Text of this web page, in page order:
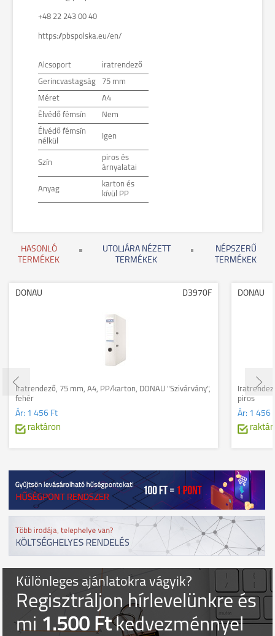
+48 22 243 00 40
https://pbspolska.eu/en/
Alcsoport iratrendező
Gerincvastagság 75 mm
Méret A4
Élvédő fémsín Nem
Élvédő fémsín
nélkül
Igen
Szín
piros és
árnyalatai
Anyag
karton és
kívül PP
HASONLÓ
TERMÉKEK
UTOLJÁRA NÉZETT
TERMÉKEK
NÉPSZERŰ
TERMÉKEK
DONAU D3970F
Iratrendező, 75 mm, A4, PP/karton, DONAU "Szivárvány",
fehér
Ár: 1 456 Ft
raktáron
DONAU
piros
Ár: 1 456
Különleges ajánlatokra vágyik?
Regisztráljon hírlevelünkre és
mi1.500 Ftkedvezménnyel